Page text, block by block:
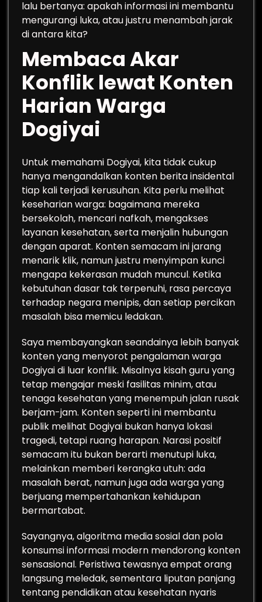
lalu bertanya: apakah informasi ini membantu
mengurangi luka, atau justru menambah jarak
di antara kita?
Membaca Akar
Konflik lewat Konten
Harian Warga
Dogiyai
Untuk memahami Dogiyai, kita tidak cukup
hanya mengandalkan konten berita insidental
tiap kali terjadi kerusuhan. Kita perlu melihat
keseharian warga: bagaimana mereka
bersekolah, mencari nafkah, mengakses
layanan kesehatan, serta menjalin hubungan
dengan aparat. Konten semacam ini jarang
menarik klik, namun justru menyimpan kunci
mengapa kekerasan mudah muncul. Ketika
kebutuhan dasar tak terpenuhi, rasa percaya
terhadap negara menipis, dan setiap percikan
masalah bisa memicu ledakan.
Saya membayangkan seandainya lebih banyak
konten yang menyorot pengalaman warga
Dogiyai di luar konflik. Misalnya kisah guru yang
tetap mengajar meski fasilitas minim, atau
tenaga kesehatan yang menempuh jalan rusak
berjam-jam. Konten seperti ini membantu
publik melihat Dogiyai bukan hanya lokasi
tragedi, tetapi ruang harapan. Narasi positif
semacam itu bukan berarti menutupi luka,
melainkan memberi kerangka utuh: ada
masalah berat, namun juga ada warga yang
berjuang mempertahankan kehidupan
bermartabat.
Sayangnya, algoritma media sosial dan pola
konsumsi informasi modern mendorong konten
sensasional. Peristiwa tewasnya empat orang
langsung meledak, sementara liputan panjang
tentang pendidikan atau kesehatan nyaris